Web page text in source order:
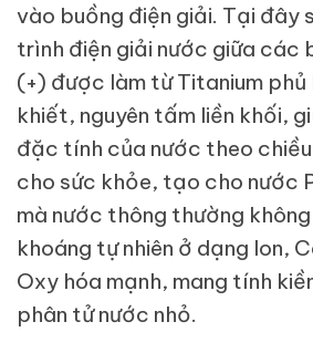
vào buồng điện giải. Tại đây
trình điện giải nước giữa các
(+) được làm từ Titanium phủ
khiết, nguyên tấm liền khối,
đặc tính của nước theo
cho sức khỏe, tạo cho nước
mà nước thông thường không
khoáng tự nhiên ở dạng Ion,
Oxy hóa mạnh, mang tính
phân tử nước nhỏ.